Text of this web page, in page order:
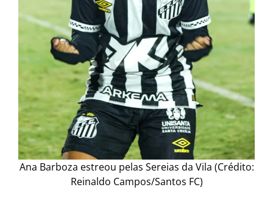
Ana Barboza estreou pelas Sereias da Vila (Crédito:
Reinaldo Campos/Santos FC)